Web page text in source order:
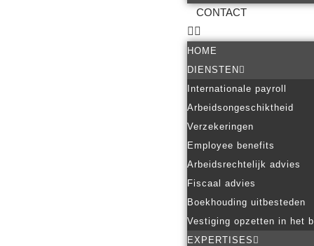
CONTACT
HOME
DIENSTEN
Internationale payroll
Arbeidsongeschiktheid
Verzekeringen
Employee benefits
Arbeidsrechtelijk advies
Fiscaal advies
Boekhouding uitbesteden
Vestiging opzetten in het
EXPERTISES